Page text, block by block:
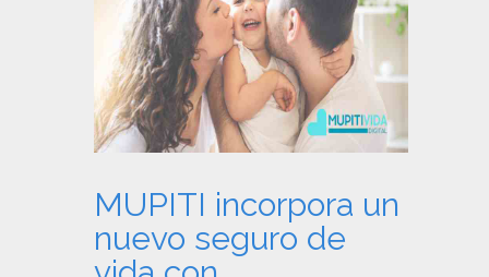
MUPITI incorpora un
nuevo seguro de